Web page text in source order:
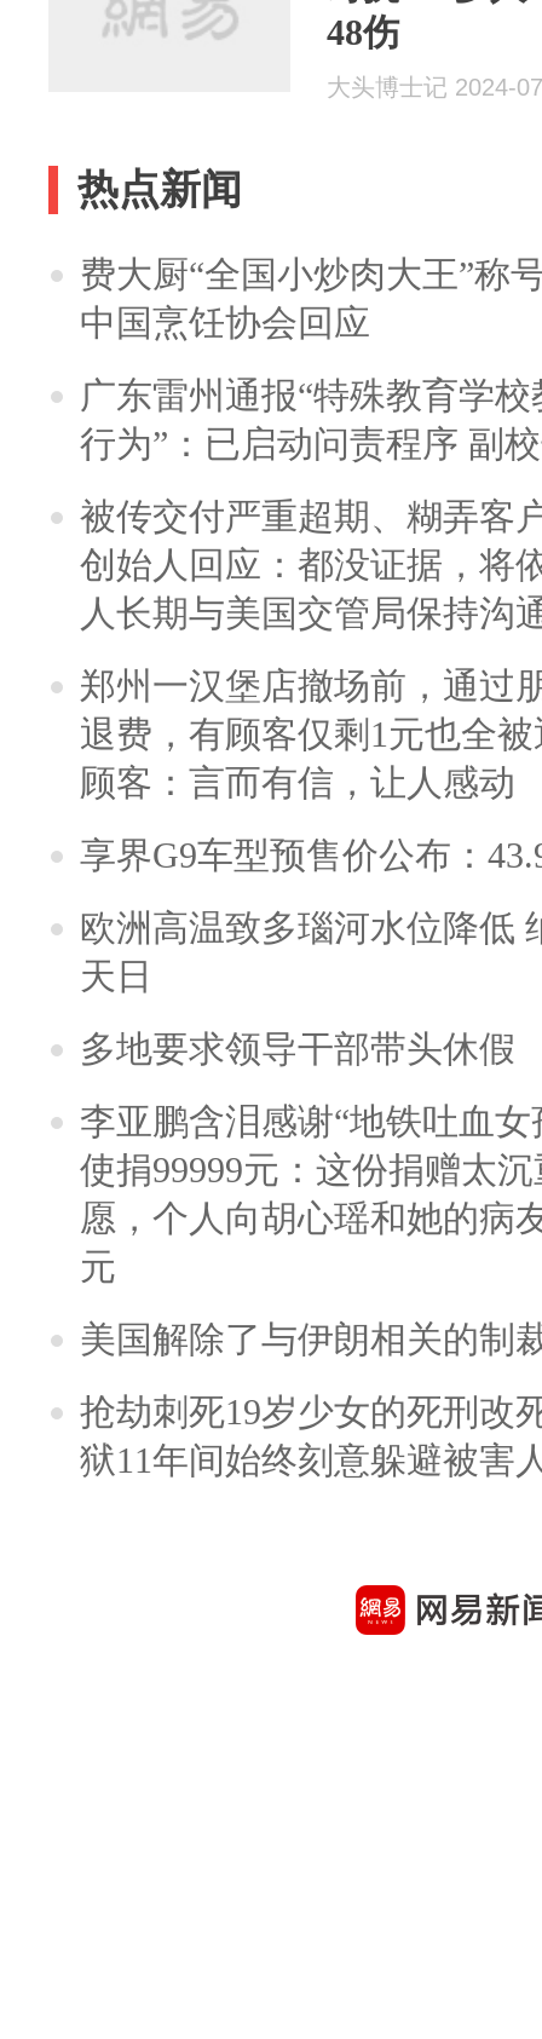
48伤
大头博士记 2024-
热点新闻
费大厨“全国小炒肉大王”称
中国烹饪协会回应
广东雷州通报“特殊教育学
行为”：已启动问责程序 副
被传交付严重超期、糊弄客
创始人回应：都没证据，将
人长期与美国交管局保持沟
郑州一汉堡店撤场前，通过
退费，有顾客仅剩1元也全
顾客：言而有信，让人感动
享界G9车型预售价公布：
欧洲高温致多瑙河水位降低
天日
多地要求领导干部带头休假
李亚鹏含泪感谢“地铁吐血
使捐99999元：这份捐赠太
愿，个人向胡心瑶和她的病
元
美国解除了与伊朗相关的制
抢劫刺死19岁少女的死刑改
狱11年间始终刻意躲避被害